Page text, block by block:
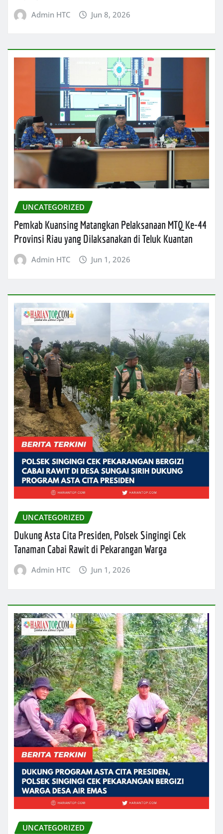
Admin HTC Jun 8, 2026
UNCATEGORIZED
Pemkab Kuansing Matangkan Pelaksanaan MTQ Ke-44
Provinsi Riau yang Dilaksanakan di Teluk Kuantan
Admin HTC Jun 1, 2026
UNCATEGORIZED
Dukung Asta Cita Presiden, Polsek Singingi Cek
Tanaman Cabai Rawit di Pekarangan Warga
Admin HTC Jun 1, 2026
UNCATEGORIZED